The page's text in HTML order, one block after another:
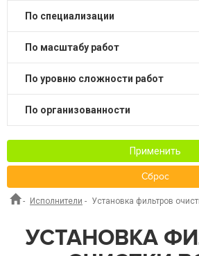
по специализации
по масштабу работ
по уровню сложности работ
по организованности
Применить
Сброс
- Исполнители - Установка фильтров
УСТАНОВКА